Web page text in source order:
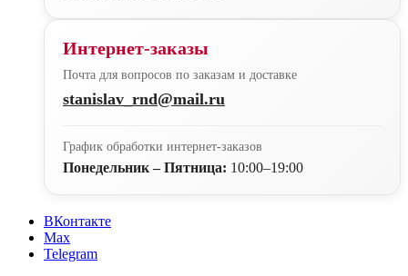
Интернет-заказы
Почта для вопросов по заказам и доставке
stanislav_rnd@mail.ru
График обработки интернет-заказов
Понедельник – Пятница: 10:00–19:00
ВКонтакте
Max
Telegram